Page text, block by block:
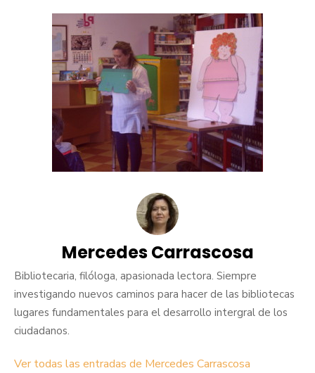
Mercedes Carrascosa
Bibliotecaria, filóloga, apasionada lectora. Siempre
investigando nuevos caminos para hacer de las bibliotecas
lugares fundamentales para el desarrollo intergral de los
ciudadanos.
Ver todas las entradas de Mercedes Carrascosa